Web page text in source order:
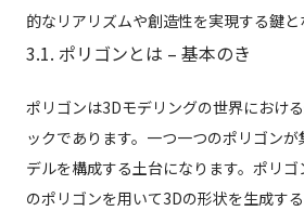
的なリアリズムや創造性を実現する鍵と
3.1. ポリゴンとは – 基本のき
ポリゴンは3Dモデリングの世界におけ
ックであります。一つ一つのポリゴン
デルを構成する土台になります。ポリ
のポリゴンを用いて3Dの形状を生成す